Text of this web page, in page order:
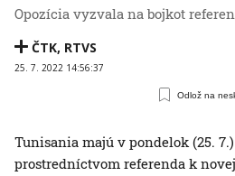
Opozícia vyzvala na bojkot
ČTK, RTVS
25. 7. 2022 14:56:37
Odlož na
Tunisania majú v pondelok (25.
prostredníctvom referenda k